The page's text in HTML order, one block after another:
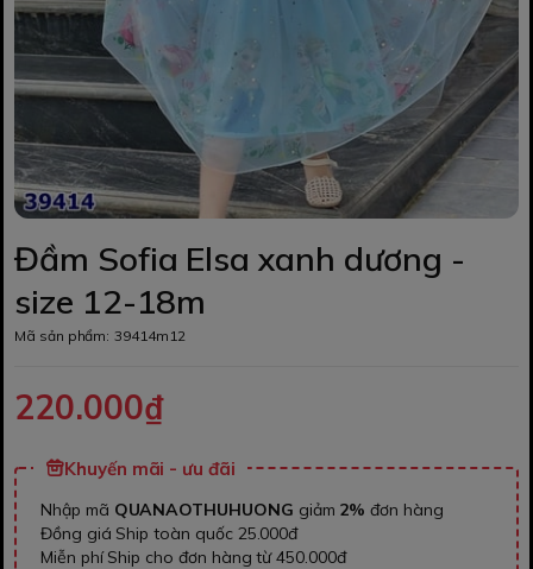
Đầm Sofia Elsa xanh dương -
size 12-18m
Mã sản phẩm: 39414m12
220.000₫
Khuyến mãi - ưu đãi
Nhập mã QUANAOTHUHUONG giảm 2% đơn hàng
Đồng giá Ship toàn quốc 25.000đ
Miễn phí Ship cho đơn hàng từ 450.000đ